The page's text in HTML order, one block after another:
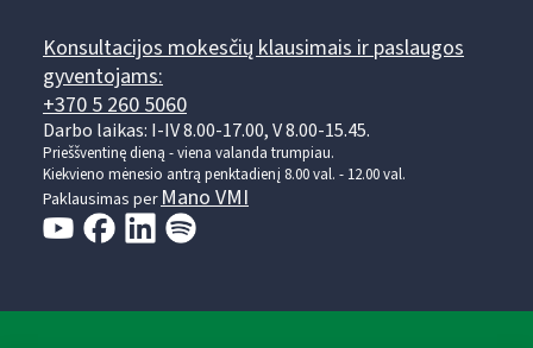
Konsultacijos mokesčių klausimais ir paslaugos
gyventojams:
+370 5 260 5060
Darbo laikas: I-IV 8.00-17.00, V 8.00-15.45.
Prieššventinę dieną - viena valanda trumpiau.
Kiekvieno mėnesio antrą penktadienį 8.00 val. - 12.00 val.
Paklausimas per Mano VMI